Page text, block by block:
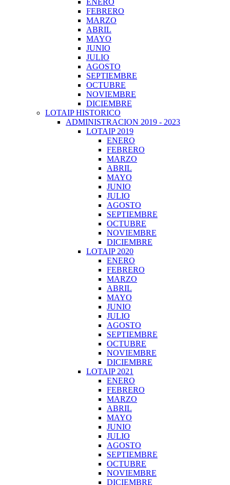
ENERO
FEBRERO
MARZO
ABRIL
MAYO
JUNIO
JULIO
AGOSTO
SEPTIEMBRE
OCTUBRE
NOVIEMBRE
DICIEMBRE
LOTAIP HISTORICO
ADMINISTRACION 2019 - 2023
LOTAIP 2019
ENERO
FEBRERO
MARZO
ABRIL
MAYO
JUNIO
JULIO
AGOSTO
SEPTIEMBRE
OCTUBRE
NOVIEMBRE
DICIEMBRE
LOTAIP 2020
ENERO
FEBRERO
MARZO
ABRIL
MAYO
JUNIO
JULIO
AGOSTO
SEPTIEMBRE
OCTUBRE
NOVIEMBRE
DICIEMBRE
LOTAIP 2021
ENERO
FEBRERO
MARZO
ABRIL
MAYO
JUNIO
JULIO
AGOSTO
SEPTIEMBRE
OCTUBRE
NOVIEMBRE
DICIEMBRE